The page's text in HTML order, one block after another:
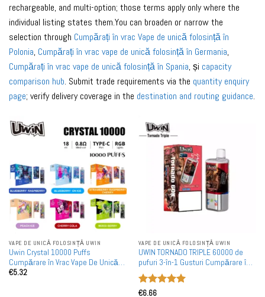
rechargeable, and multi-option; those terms apply only where the
individual listing states them.You can broaden or narrow the
selection through Cumpărați în vrac Vape de unică folosință în
Polonia, Cumpărați în vrac vape de unică folosință în Germania,
Cumpărați în vrac vape de unică folosință în Spania, și capacity
comparison hub. Submit trade requirements via the quantity enquiry
page; verify delivery coverage in the destination and routing guidance.
VAPE DE UNICĂ FOLOSINȚĂ UWIN
Uwin Crystal 10000 Puffs
Cumpărare în Vrac Vape De Unică
Folosință Reîncărcabile Vândute en
€5.32
VAPE DE UNICĂ FOLOSINȚĂ UWIN
UWIN TORNADO TRIPLE 60000 de
pufuri 3-în-1 Gusturi Cumpărare în
vrac 60K Vape-uri de unică folosință
reîncărcabile cu ridicata
Evaluat la
€6.66